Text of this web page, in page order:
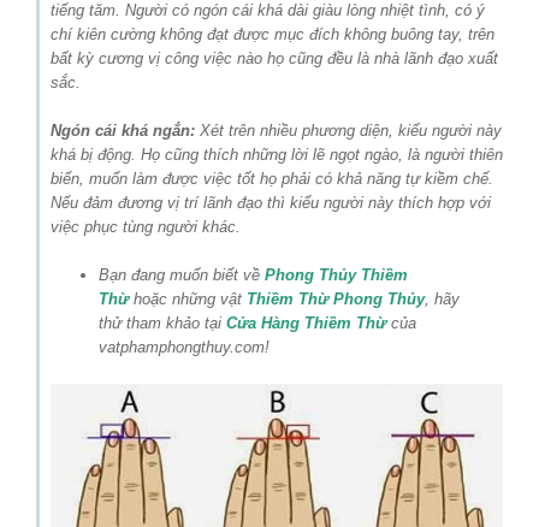
tiếng tăm. Người có ngón cái khá dài giàu lòng nhiệt tình, có ý
chí kiên cường không đạt được mục đích không buông tay, trên
bất kỳ cương vị công việc nào họ cũng đều là nhà lãnh đạo xuất
sắc.
Ngón cái khá ngắn: Xét trên nhiều phương diện, kiểu người này
khá bị động. Họ cũng thích những lời lẽ ngọt ngào, là người thiên
biến, muốn làm được việc tốt họ phải có khả năng tự kiềm chế.
Nếu đảm đương vị trí lãnh đạo thì kiểu người này thích hợp với
việc phục tùng người khác.
Bạn đang muốn biết về Phong Thủy Thiềm
Thừhoặc những vật Thiềm Thừ Phong Thủy, hãy
thử tham khảo tại Cửa Hàng Thiềm Thừcủa
vatphamphongthuy.com!